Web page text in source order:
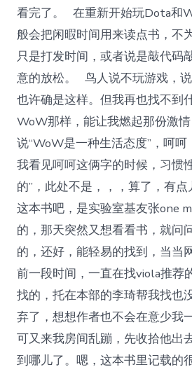
看完了。 在重新开始玩Dota和
般会把闲暇时间用来读点书，不
只是打发时间，或者说是敲代码
意的放松。 鸟人说不玩游戏，说
也许确是这样。但我再也找不到
WoW那样，能让我燃起那份激
说“WoW是一种生活态度”，呵
我看见呵呵这俩字的时候，习惯
的”，此处不是，，，算了，有
这本书吧，是实验室基友张one
的，那天突然又想看看书，就问
的，还好，能轻易的找到，当当
前一段时间，一直在找viola推荐
找的，托在本部的李琦帮我找也
弃了，想想作者也不会在意少我
可又来我房间乱蹦，先收拾他
到哪儿了。嗯，这本书里记载的